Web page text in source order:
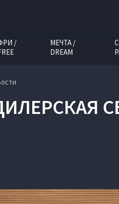
/
МЕЧТА /
DREAM